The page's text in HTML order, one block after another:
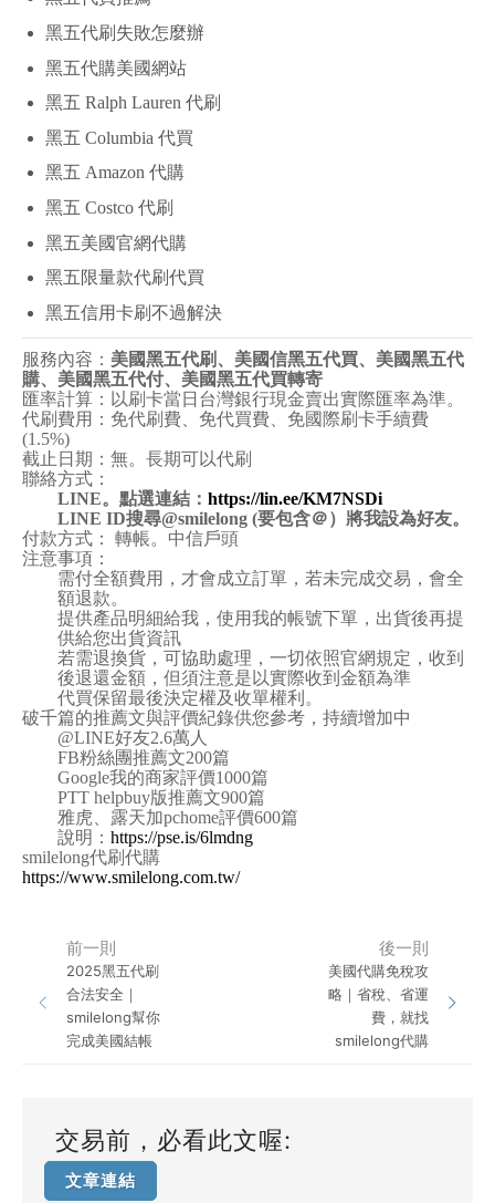
黑五代刷失敗怎麼辦
黑五代購美國網站
黑五 Ralph Lauren 代刷
黑五 Columbia 代買
黑五 Amazon 代購
黑五 Costco 代刷
黑五美國官網代購
黑五限量款代刷代買
黑五信用卡刷不過解決
服務內容： 美國黑五代刷、 美國信黑五代買、 美國黑五代
購、 美國黑五代付、 美國黑五代買轉寄
匯率計算：以刷卡當日台灣銀行現金賣出實際匯率為準。
代刷費用：免代刷費、免代買費、免國際刷卡手續費
(1.5%)
截止日期：無。長期可以代刷
聯絡方式：
LINE。點選連結： https://lin.ee/KM7NSDi
LINE ID搜尋@smilelong (要包含＠）將我設為好友。
付款方式： 轉帳。中信戶頭
注意事項：
需付全額費用，才會成立訂單，若未完成交易，會全
額退款。
提供產品明細給我，使用我的帳號下單，出貨後再提
供給您出貨資訊
若需退換貨，可協助處理，一切依照官網規定，收到
後退還金額，但須注意是以實際收到金額為準
代買保留最後決定權及收單權利。
破千篇的推薦文與評價紀錄供您參考，持續增加中
@LINE好友2.6萬人
FB粉絲團推薦文200篇
Google我的商家評價1000篇
PTT helpbuy版推薦文900篇
雅虎、露天加pchome評價600篇
說明： https://pse.is/6lmdng
smilelong代刷代購
https://www.smilelong.com.tw/
前一則
2025黑五代刷
合法安全｜
smilelong幫你
完成美國結帳
後一則
美國代購免稅攻
略｜省稅、省運
費，就找
smilelong代購
交易前，必看此文喔:
文章連結